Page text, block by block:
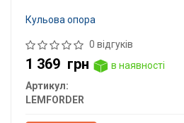
Кульова опора
0 відгуків
1 369 грн
в наявності
Артикул:
LEMFORDER